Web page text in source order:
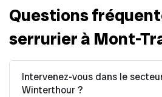
Questions
serrurier à Mont-
Intervenez-vous dans le
Winterthour ?